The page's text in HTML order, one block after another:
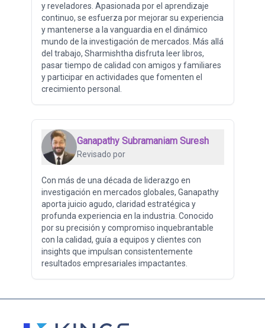
y reveladores. Apasionada por el aprendizaje
continuo, se esfuerza por mejorar su experiencia
y mantenerse a la vanguardia en el dinámico
mundo de la investigación de mercados. Más allá
del trabajo, Sharmishtha disfruta leer libros,
pasar tiempo de calidad con amigos y familiares
y participar en actividades que fomenten el
crecimiento personal.
Ganapathy Subramaniam Suresh
Revisado por
Con más de una década de liderazgo en
investigación en mercados globales, Ganapathy
aporta juicio agudo, claridad estratégica y
profunda experiencia en la industria. Conocido
por su precisión y compromiso inquebrantable
con la calidad, guía a equipos y clientes con
insights que impulsan consistentemente
resultados empresariales impactantes.